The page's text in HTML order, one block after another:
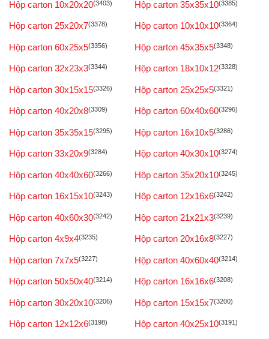
Hộp carton 10x20x20(3403) Hộp carton 35x35x10(3385)
Hộp carton 25x20x7(3378) Hộp carton 10x10x10(3364)
Hộp carton 60x25x5(3356) Hộp carton 45x35x5(3348)
Hộp carton 32x23x3(3344) Hộp carton 18x10x12(3328)
Hộp carton 30x15x15(3326) Hộp carton 25x25x5(3321)
Hộp carton 40x20x8(3309) Hộp carton 60x40x60(3296)
Hộp carton 35x35x15(3295) Hộp carton 16x10x5(3286)
Hộp carton 33x20x9(3284) Hộp carton 40x30x10(3274)
Hộp carton 40x40x60(3266) Hộp carton 35x20x10(3245)
Hộp carton 16x15x10(3243) Hộp carton 12x16x6(3242)
Hộp carton 40x60x30(3242) Hộp carton 21x21x3(3239)
Hộp carton 4x9x4(3235) Hộp carton 20x16x8(3227)
Hộp carton 7x7x5(3227) Hộp carton 40x60x40(3214)
Hộp carton 50x50x40(3214) Hộp carton 16x16x6(3208)
Hộp carton 30x20x10(3206) Hộp carton 15x15x7(3200)
Hộp carton 12x12x6(3198) Hộp carton 40x25x10(3191)